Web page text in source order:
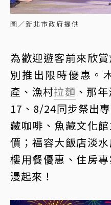
圖／新北市政府提供
為歡迎遊客前來欣
別推出限時優惠。
產、漁村拉麵 、那
17、8/24同步祭出
藏咖啡、魚藏文化
價；福容大飯店淡
樓用餐優惠、住房
漫起來！